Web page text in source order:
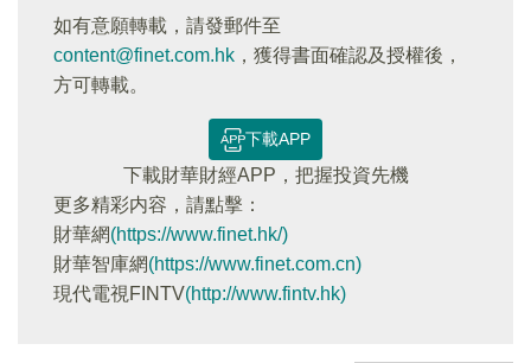
如有意願轉載，請發郵件至
content@finet.com.hk ，獲得書面確認及授權後，
方可轉載。
下載APP
下載財華財經APP，把握投資先機
更多精彩内容，請點擊：
財華網(https://www.finet.hk/)
財華智庫網(https://www.finet.com.cn)
現代電視FINTV(http://www.fintv.hk)